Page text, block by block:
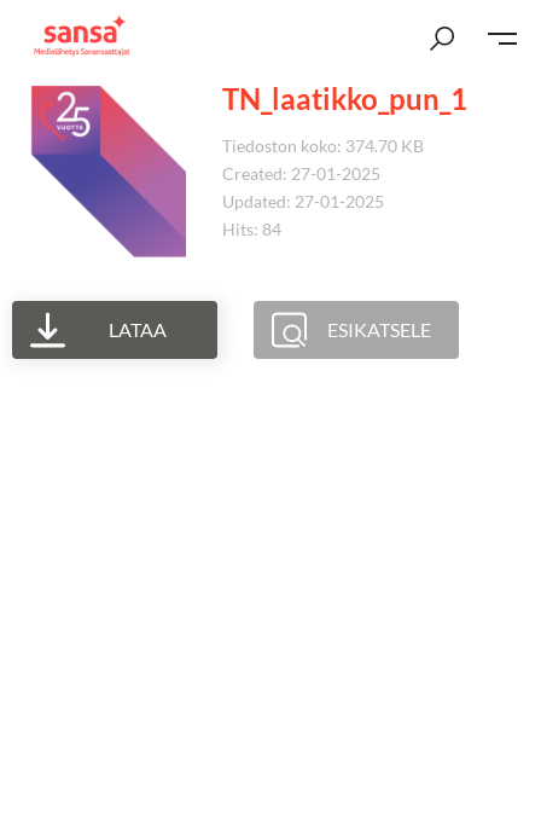
TN_laatikko_pun_1
Tiedoston koko: 374.70 KB
Created: 27-01-2025
Updated: 27-01-2025
Hits: 84
LATAA ESIKATSELE